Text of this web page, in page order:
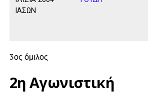
ΙΑΣΩΝ
3ος όμιλος
2η Αγωνιστική